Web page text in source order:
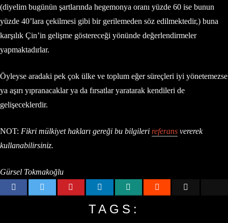
(diyelim bugünün şartlarında hegemonya oranı yüzde 60 ise bunun
yüzde 40’lara çekilmesi gibi bir gerilemeden söz edilmektedir,) buna
karşılık Çin’in gelişme göstereceği yönünde değerlendirmeler
yapmaktadırlar.
Öyleyse aradaki pek çok ülke ve toplum eğer süreçleri iyi yönetemezse
ya aşırı yıpranacaklar ya da fırsatlar yaratarak kendileri de
gelişeceklerdir.
NOT: Fikri mülkiyet hakları gereği bu bilgileri referans vererek
kullanabilirsiniz.
Gürsel Tokmakoğlu
TAGS: